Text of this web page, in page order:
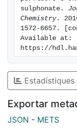
maximum,
Electrochemical
images of the
crystals were
sulphonate.
Chemistry.
1572-6657.
Available at:
https://
Estadístiques
Exportar
JSON - METS